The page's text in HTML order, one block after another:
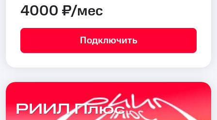
4000 ₽/мес
Подключить
РИИЛ Плюс